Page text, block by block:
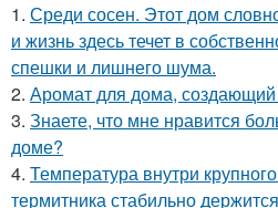
1. Среди сосен. Этот дом
и жизнь здесь течет в
спешки и лишнего шума.
2. Аромат для дома,
3. Знаете, что мне нравится
доме?
4. Температура внутри
термитника стабильно